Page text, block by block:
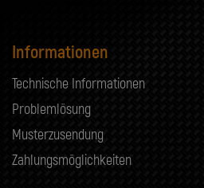
Informationen
Technische Informationen
Problemlösung
Musterzusendung
Zahlungsmöglichkeiten